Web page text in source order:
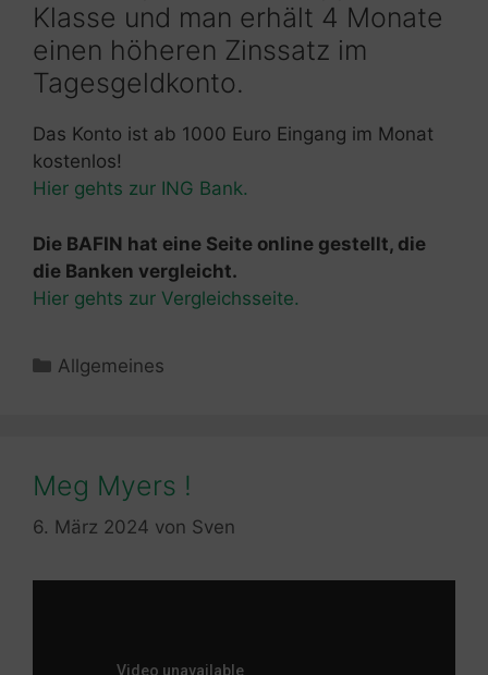
Klasse und man erhält 4 Monate
einen höheren Zinssatz im
Tagesgeldkonto.
Das Konto ist ab 1000 Euro Eingang im Monat
kostenlos!
Hier gehts zur ING Bank.
Die BAFIN hat eine Seite online gestellt, die
die Banken vergleicht.
Hier gehts zur Vergleichsseite.
Kategorien
Allgemeines
Meg Myers !
6. März 2024 von Sven